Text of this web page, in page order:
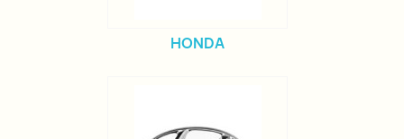
HONDA